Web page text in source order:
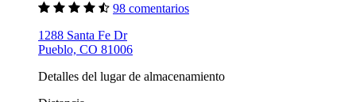
98 comentarios
1288 Santa Fe Dr
Pueblo, CO 81006
Detalles del lugar de almacenamiento